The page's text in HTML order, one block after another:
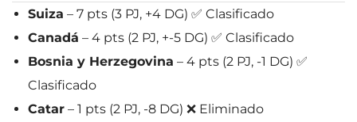
Suiza – 7 pts (3 PJ, +4 DG) ✅ Clasificado
Canadá – 4 pts (2 PJ, +-5 DG) ✅ Clasificado
Bosnia y Herzegovina – 4 pts (2 PJ, -1 DG) ✅
Clasificado
Catar – 1 pts (2 PJ, -8 DG) ❌ Eliminado